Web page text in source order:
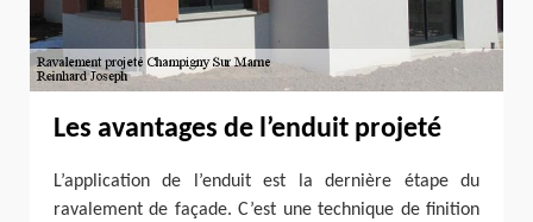
Les avantages de l’enduit projeté
L’application de l’enduit est la dernière étape du
ravalement de façade. C’est une technique de finition